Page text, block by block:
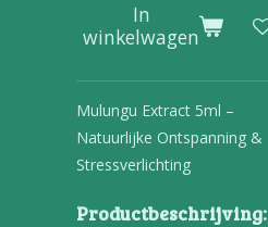
In
winkelwagen
Mulungu Extract 5ml –
Natuurlijke Ontspanning &
Stressverlichting
Productbeschrijving: